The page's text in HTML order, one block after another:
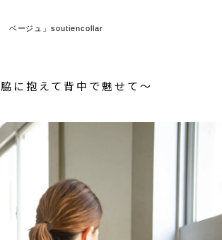
ベージュ」soutiencollar
に抱えて背中で魅せて〜